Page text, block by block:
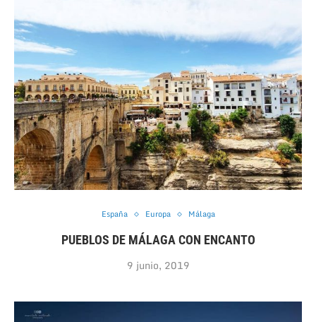
España Europa Málaga
PUEBLOS DE MÁLAGA CON ENCANTO
9 junio, 2019